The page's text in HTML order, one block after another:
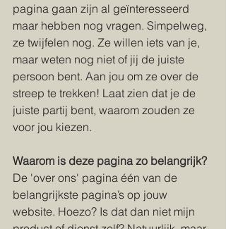
pagina gaan zijn al geïnteresseerd
maar hebben nog vragen. Simpelweg,
ze twijfelen nog. Ze willen iets van je,
maar weten nog niet of jij de juiste
persoon bent. Aan jou om ze over de
streep te trekken! Laat zien dat je de
juiste partij bent, waarom zouden ze
voor jou kiezen.
Waarom is deze pagina zo belangrijk?
De 'over ons' pagina één van de
belangrijkste pagina’s op jouw
website. Hoezo? Is dat dan niet mijn